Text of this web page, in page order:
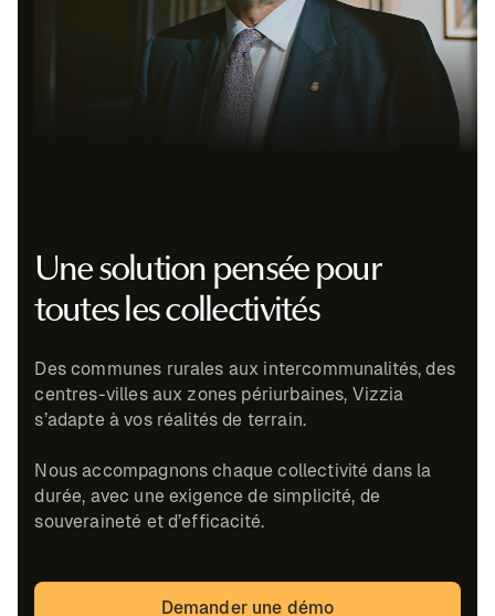
Une solution pensée pour
toutes les collectivités
Des communes rurales aux intercommunalités, des
centres-villes aux zones périurbaines, Vizzia
s’adapte à vos réalités de terrain.
Nous accompagnons chaque collectivité dans la
durée, avec une exigence de simplicité, de
souveraineté et d’efficacité.
Demander une démo